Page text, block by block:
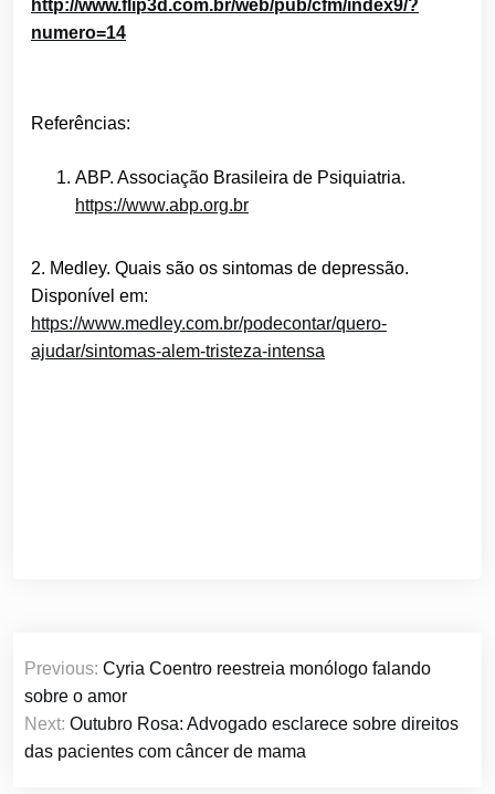
http://www.flip3d.com.br/web/pub/cfm/index9/?
numero=14
Referências:
ABP. Associação Brasileira de Psiquiatria.
https://www.abp.org.br
2. Medley. Quais são os sintomas de depressão.
Disponível em:
https://www.medley.com.br/podecontar/quero-
ajudar/sintomas-alem-tristeza-intensa
Navegação
de
Post
Previous: Cyria Coentro reestreia monólogo falando
sobre o amor
Next: Outubro Rosa: Advogado esclarece sobre direitos
das pacientes com câncer de mama